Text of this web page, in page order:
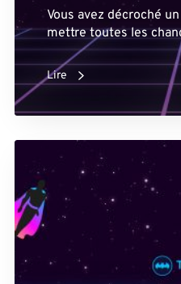
Vous avez décroché
mettre toutes les
Lire